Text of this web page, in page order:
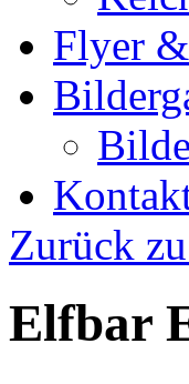
Flyer
Zurück
Elfbar